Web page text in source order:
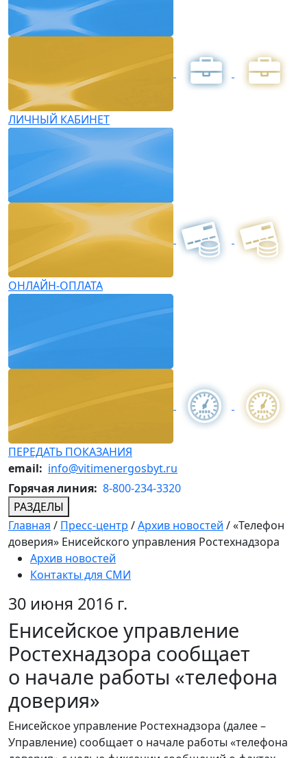
ЛИЧНЫЙ КАБИНЕТ
ОНЛАЙН-ОПЛАТА
ПЕРЕДАТЬ ПОКАЗАНИЯ
email: info@vitimenergosbyt.ru
Горячая линия: 8-800-234-3320
РАЗДЕЛЫ
Главная / Пресс-центр /Архив новостей /«Телефон
доверия» Енисейского управления Ростехнадзора
Архив новостей
Контакты для СМИ
30 июня 2016 г.
Енисейское управление
Ростехнадзора сообщает
о начале работы «телефона
доверия»
Енисейское управление Ростехнадзора (далее –
Управление) сообщает о начале работы «телефона